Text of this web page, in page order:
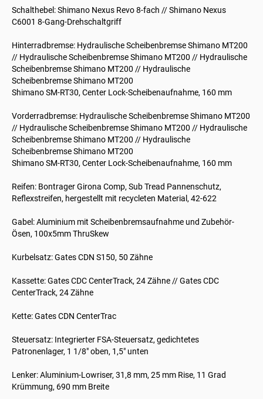
Schalthebel: Shimano Nexus Revo 8-fach // Shimano Nexus
C6001 8-Gang-Drehschaltgriff
Hinterradbremse: Hydraulische Scheibenbremse Shimano MT200
// Hydraulische Scheibenbremse Shimano MT200 // Hydraulische
Scheibenbremse Shimano MT200 // Hydraulische
Scheibenbremse Shimano MT200
Shimano SM-RT30, Center Lock-Scheibenaufnahme, 160 mm
Vorderradbremse: Hydraulische Scheibenbremse Shimano MT200
// Hydraulische Scheibenbremse Shimano MT200 // Hydraulische
Scheibenbremse Shimano MT200 // Hydraulische
Scheibenbremse Shimano MT200
Shimano SM-RT30, Center Lock-Scheibenaufnahme, 160 mm
Reifen: Bontrager Girona Comp, Sub Tread Pannenschutz,
Reflexstreifen, hergestellt mit recycleten Material, 42-622
Gabel: Aluminium mit Scheibenbremsaufnahme und Zubehör-
Ösen, 100x5mm ThruSkew
Kurbelsatz: Gates CDN S150, 50 Zähne
Kassette: Gates CDC CenterTrack, 24 Zähne // Gates CDC
CenterTrack, 24 Zähne
Kette: Gates CDN CenterTrac
Steuersatz: Integrierter FSA-Steuersatz, gedichtetes
Patronenlager, 1 1/8" oben, 1,5" unten
Lenker: Aluminium-Lowriser, 31,8 mm, 25 mm Rise, 11 Grad
Krümmung, 690 mm Breite